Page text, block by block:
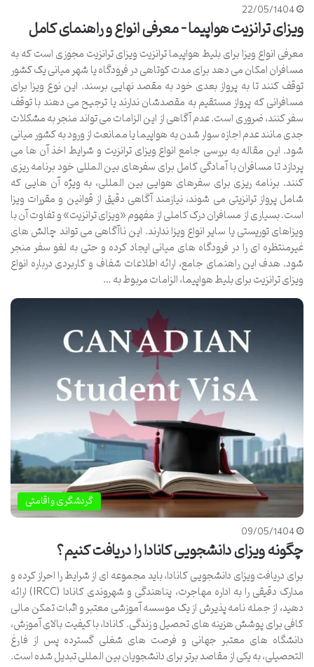
22/05/1404
ویزای ترانزیت هواپیما – معرفی انواع و راهنمای کامل
معرفی انواع ویزا برای بلیط هواپیما ترانزیت ویزای ترانزیت مجوزی است که به
مسافران امکان می دهد برای مدت کوتاهی در فرودگاه یا شهر میانی یک کشور
توقف کنند تا به پرواز بعدی خود به مقصد نهایی برسند. این نوع ویزا برای
مسافرانی که پرواز مستقیم به مقصدشان ندارند یا ترجیح می دهند با توقف
سفر کنند، ضروری است. عدم آگاهی از این الزامات می تواند منجر به مشکلات
جدی مانند عدم اجازه سوار شدن به هواپیما یا ممانعت از ورود به کشور میانی
شود. این مقاله به بررسی جامع انواع ویزای ترانزیت و شرایط اخذ آن ها می
پردازد تا مسافران با آمادگی کامل برای سفرهای بین المللی خود برنامه ریزی
کنند. برنامه ریزی برای سفرهای هوایی بین المللی، به ویژه آن هایی که
شامل پرواز ترانزیتی می شوند، نیازمند آگاهی دقیق از قوانین و مقررات ویزا
است. بسیاری از مسافران درک کاملی از مفهوم «ویزای ترانزیت» و تفاوت آن با
ویزاهای توریستی یا سایر انواع ویزا ندارند. این ناآگاهی می تواند چالش های
غیرمنتظره ای را در فرودگاه های میانی ایجاد کرده و حتی به لغو سفر منجر
شود. هدف این راهنمای جامع، ارائه اطلاعات شفاف و کاربردی درباره انواع
ویزای ترانزیت برای بلیط هواپیما، الزامات مربوط به …
گردشگری و اقامتی
09/05/1404
چگونه ویزای دانشجویی کانادا را دریافت کنیم؟
برای دریافت ویزای دانشجویی کانادا، باید مجموعه ای از شرایط را احراز کرده و
مدارک دقیقی را به اداره مهاجرت، پناهندگی و شهروندی کانادا (IRCC) ارائه
دهید، از جمله نامه پذیرش از یک موسسه آموزشی معتبر و اثبات تمکن مالی
کافی برای پوشش هزینه های تحصیل و زندگی. کانادا، با کیفیت بالای آموزش،
دانشگاه های معتبر جهانی و فرصت های شغلی گسترده پس از فارغ
التحصیلی، به یکی از مقاصد برتر برای دانشجویان بین المللی تبدیل شده است.